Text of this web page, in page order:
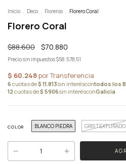
Inicio . Deco . Floreros . Florero Coral
Florero Coral
$88.600 $70.880
Precio sin impuestos$58.578,51
COLOR BLANCO PIEDRA GRIS TEXTURADO